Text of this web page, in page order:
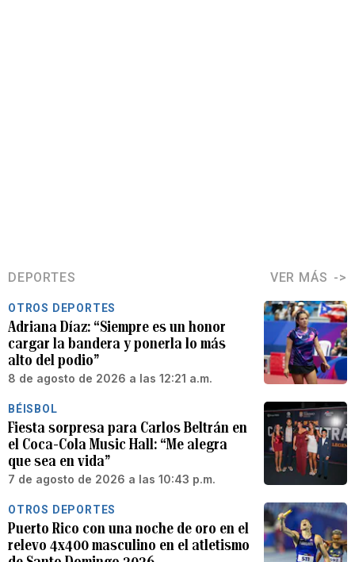
DEPORTES VER MÁS
OTROS DEPORTES
Adriana Díaz: “Siempre es un honor
cargar la bandera y ponerla lo más
alto del podio”
8 de agosto de 2026 a las 12:21 a.m.
BÉISBOL
Fiesta sorpresa para Carlos Beltrán en
el Coca-Cola Music Hall: “Me alegra
que sea en vida”
7 de agosto de 2026 a las 10:43 p.m.
OTROS DEPORTES
Puerto Rico con una noche de oro en el
relevo 4x400 masculino en el atletismo